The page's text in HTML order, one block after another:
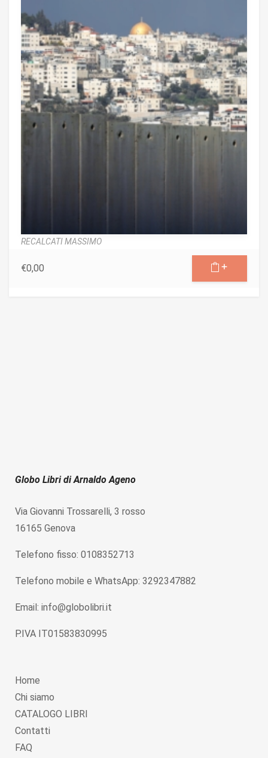
RECALCATI MASSIMO
€0,00
Globo Libri di Arnaldo Ageno
Via Giovanni Trossarelli, 3 rosso
16165 Genova
Telefono fisso: 0108352713
Telefono mobile e WhatsApp: 3292347882
Email: info@globolibri.it
P.IVA IT01583830995
Home
Chi siamo
CATALOGO LIBRI
Contatti
FAQ